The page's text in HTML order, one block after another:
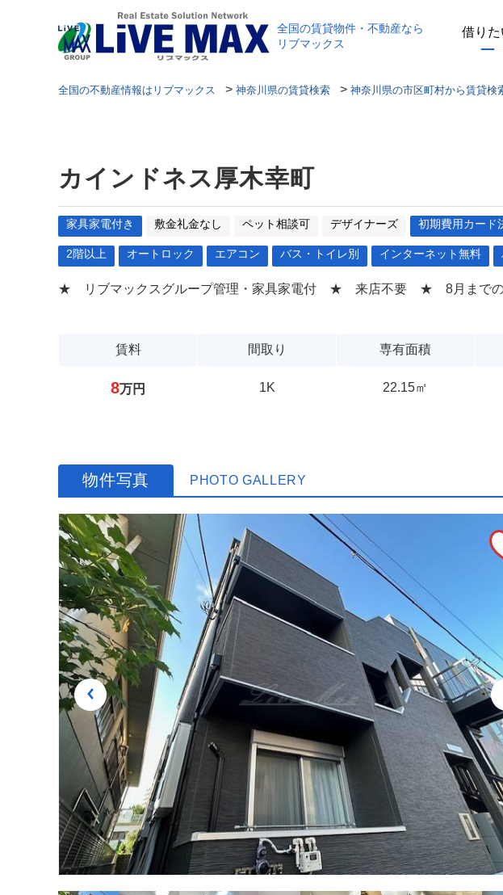
全国の賃貸物件・不動産なら
リブマックス
借りた
全国の不動産情報はリブマックス > 神奈川県の賃貸検索 > 神奈川県の市区町村から賃貸検
カインドネス厚木幸町
家具家電付き 敷金礼金なし ペット相談可 デザイナーズ 初期費用カード
2階以上 オートロック エアコン バス・トイレ別 インターネット無料
★ リブマックスグループ管理・家具家電付 ★ 来店不要 ★ 8月までの
賃料 間取り 専有面積
8万円 1K 22.15㎡
物件写真 PHOTO GALLERY